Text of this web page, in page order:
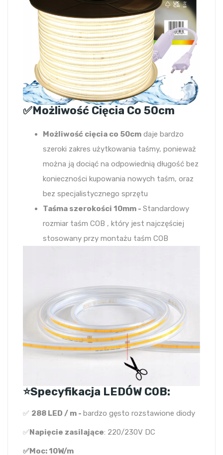
✅Możliwość Cięcia Co 50cm
Możliwość cięcia co 50cm daje bardzo
szeroki zakres użytkowania taśmy, ponieważ
można ją dociąć na odpowiednią długość bez
konieczności kupowania nowych taśm, oraz
bez specjalistycznego sprzętu
Taśma szerokości 10mm - Standardowy
rozmiar taśm COB , który jest najczęściej
stosowany przy montażu taśm COB
⭐️Specyfikacja LEDÓW COB:
✅ 288 LED / m - bardzo gęsto rozstawione diody
✅Napięcie zasilające: 220/230V DC
✅Moc: 10W/m